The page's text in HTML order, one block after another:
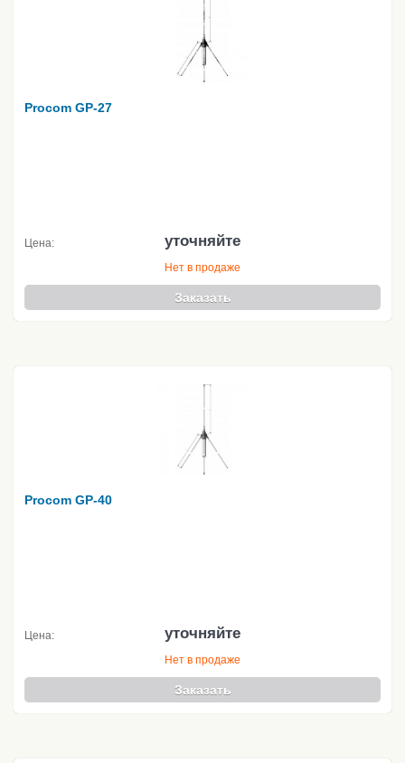
Procom GP-27
Цена: уточняйте
Нет в продаже
Заказать
Procom GP-40
Цена: уточняйте
Нет в продаже
Заказать